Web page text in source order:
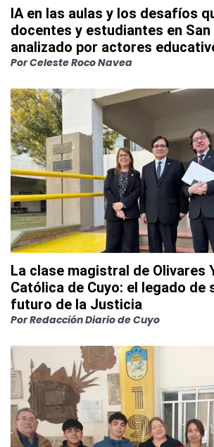
IA en las aulas y los desafíos
docentes y estudiantes en San
analizado por actores
PorCeleste Roco Navea
La clase magistral de Olivares
Católica de Cuyo: el legado de
futuro de la Justicia
PorRedacción Diario de Cuyo